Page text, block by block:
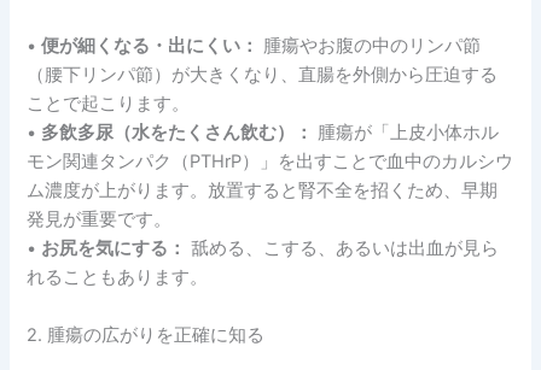
•便が細くなる・出にくい：
腫瘍やお腹の中のリンパ節
（腰下リンパ節）が大きくなり、直腸を外側から圧迫する
ことで起こります。
• 多飲多尿（水をたくさん飲む）：
腫瘍が「上皮小体ホル
モン関連タンパク（PTHrP）」を出すことで血中のカルシウ
ム濃度が上がります。放置すると腎不全を招くため、早期
発見が重要です。
• お尻を気にする： 舐める、こする、あるいは出血が見ら
れることもあります。
2. 腫瘍の広がりを正確に知る